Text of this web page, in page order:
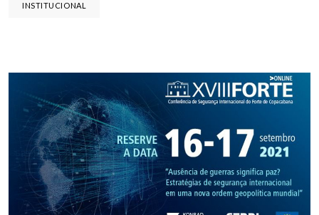
INSTITUCIONAL